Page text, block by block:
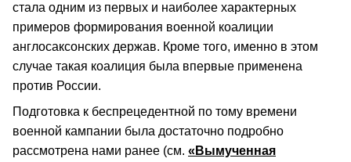
стала одним из первых и наиболее характерных
примеров формирования военной коалиции
англосаксонских держав. Кроме того, именно в этом
случае такая коалиция была впервые применена
против России.
Подготовка к беспрецедентной по тому времени
военной кампании была достаточно подробно
рассмотрена нами ранее (см. «Вымученная